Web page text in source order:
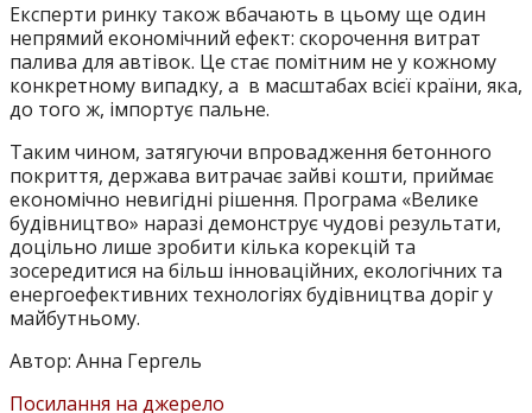
Експерти ринку також вбачають в цьому ще один
непрямий економічний ефект: скорочення витрат
палива для автівок. Це стає помітним не у кожному
конкретному випадку, а в масштабах всієї країни, яка,
до того ж, імпортує пальне.
Таким чином, затягуючи впровадження бетонного
покриття, держава витрачає зайві кошти, приймає
економічно невигідні рішення. Програма «Велике
будівництво» наразі демонструє чудові результати,
доцільно лише зробити кілька корекцій та
зосередитися на більш інноваційних, екологічних та
енергоефективних технологіях будівництва доріг у
майбутньому.
Автор: Анна Гергель
Посилання на джерело